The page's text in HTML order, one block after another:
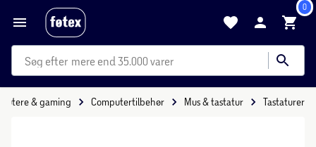
0
mere end 35.000 varer
& gaming Computertilbehør Mus & tastatur Tastaturer